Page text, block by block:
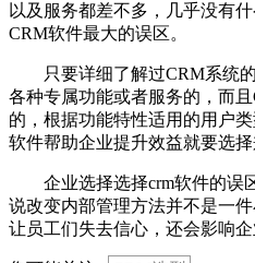
以及服务都差不多，几乎没有
CRM软件最大的误区。
只要详细了解过CRM系统的
各种专属功能或者服务的，而
的，根据功能特性适用的用户
软件帮助企业提升效益就要选
企业选择选择crm软件的误
说改变内部管理方法并不是一
让员工们失去信心，还会影响企